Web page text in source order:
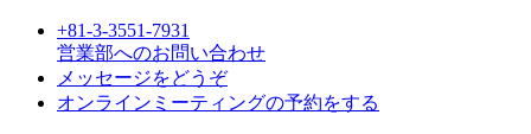
+81-3-3551-7931
営業部へのお問い合わせ
メッセージをどうぞ
オンラインミーティングの予約をする